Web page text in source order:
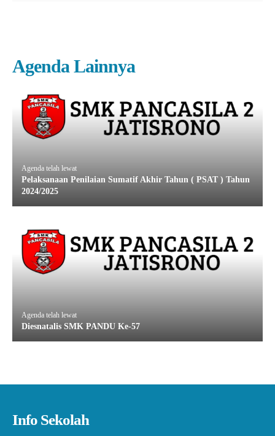
Agenda Lainnya
Agenda telah lewat
Pelaksanaan Penilaian Sumatif Akhir Tahun ( PSAT ) Tahun
2024/2025
Agenda telah lewat
Diesnatalis SMK PANDU Ke-57
Info Sekolah